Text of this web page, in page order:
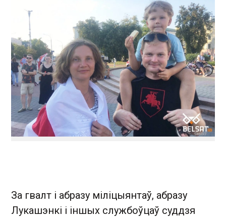
За гвалт і абразу міліцыянтаў, абразу
Лукашэнкі і іншых службоўцаў суддзя